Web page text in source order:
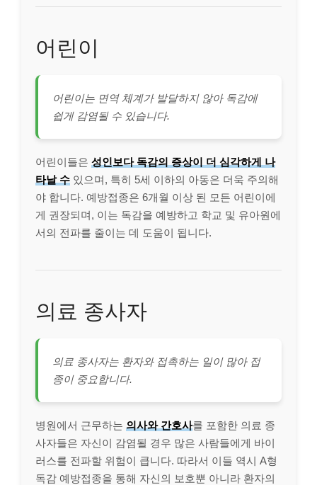
어린이
어린이는 면역 체계가 발달하지 않아 독감에
쉽게 감염될 수 있습니다.
어린이들은 성인보다 독감의 증상이 더 심각하게 나
타날 수 있으며, 특히 5세 이하의 아동은 더욱 주의해
야 합니다. 예방접종은 6개월 이상 된 모든 어린이에
게 권장되며, 이는 독감을 예방하고 학교 및 유아원에
서의 전파를 줄이는 데 도움이 됩니다.
의료 종사자
의료 종사자는 환자와 접촉하는 일이 많아 접
종이 중요합니다.
병원에서 근무하는 의사와 간호사를 포함한 의료 종
사자들은 자신이 감염될 경우 많은 사람들에게 바이
러스를 전파할 위험이 큽니다. 따라서 이들 역시 A형
독감 예방접종을 통해 자신의 보호뿐 아니라 환자의